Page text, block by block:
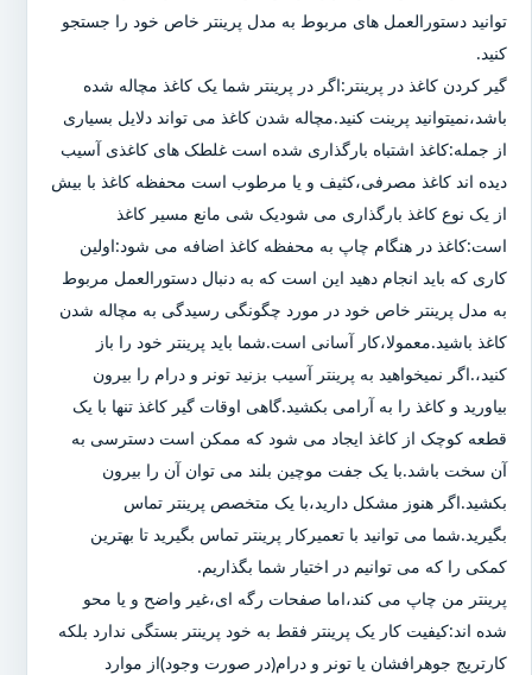
توانید دستورالعمل های مربوط به مدل پرینتر خاص خود را جستجو
کنید.
گیر کردن کاغذ در پرینتر:اگر در پرینتر شما یک کاغذ مچاله شده
باشد،نمیتوانید پرینت کنید.مچاله شدن کاغذ می تواند دلایل بسیاری
از جمله:کاغذ اشتباه بارگذاری شده است غلطک های کاغذی آسیب
دیده اند کاغذ مصرفی،کثیف و یا مرطوب است محفظه کاغذ با بیش
از یک نوع کاغذ بارگذاری می شودیک شی مانع مسیر کاغذ
است:کاغذ در هنگام چاپ به محفظه کاغذ اضافه می شود:اولین
کاری که باید انجام دهید این است که به دنبال دستورالعمل مربوط
به مدل پرینتر خاص خود در مورد چگونگی رسیدگی به مچاله شدن
کاغذ باشید.معمولا،کار آسانی است.شما باید پرینتر خود را باز
کنید،.اگر نمیخواهید به پرینتر آسیب بزنید تونر و درام را بیرون
بیاورید و کاغذ را به آرامی بکشید.گاهی اوقات گیر کاغذ تنها با یک
قطعه کوچک از کاغذ ایجاد می شود که ممکن است دسترسی به
آن سخت باشد.با یک جفت موچین بلند می توان آن را بیرون
بکشید.اگر هنوز مشکل دارید،با یک متخصص پرینتر تماس
بگیرید.شما می توانید با تعمیرکار پرینتر تماس بگیرید تا بهترین
کمکی را که می توانیم در اختیار شما بگذاریم.
پرینتر من چاپ می کند،اما صفحات رگه ای،غیر واضح و یا محو
شده اند:کیفیت کار یک پرینتر فقط به خود پرینتر بستگی ندارد بلکه
کارتریج جوهرافشان یا تونر و درام(در صورت وجود)از موارد